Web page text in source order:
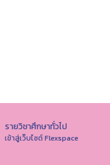
รายวิชาศึกษาทั่วไป
เข้าสู่เว็บไซต์ Flexspace